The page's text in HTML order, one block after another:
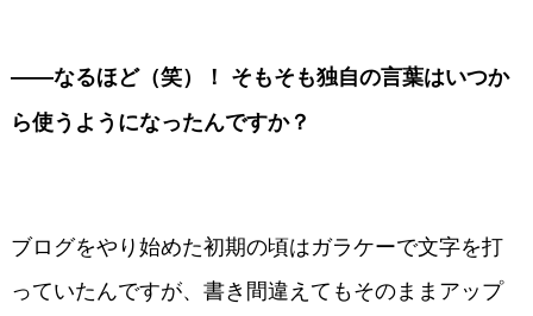
――なるほど（笑）！ そもそも独自の言葉はいつか
ら使うようになったんですか？
ブログをやり始めた初期の頃はガラケーで文字を打
っていたんですが、書き間違えてもそのままアップ